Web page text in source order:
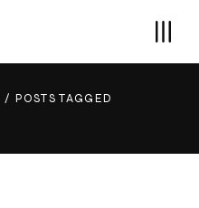
POSTS TAGGED